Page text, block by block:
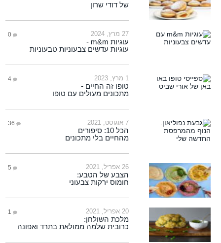
של דודי שרון
27 מרץ, 2024 0
עוגיות m&m -
עוגיות עדשים צבעוניות טבעוניות
1 מרץ, 2023 4
טופו זה החיים -
מתכונים מעולים עם טופו
7 אוגוסט, 2021 36
הכל 10: סיפורים
מהחיים בלי מתכונים
26 אפריל, 2021 5
הצבע של הטבע:
חומוס ירקות צבעוני
20 אפריל, 2021 1
מלכת השולחן:
כרובית שלמה ממולאת בתרד ואפונה